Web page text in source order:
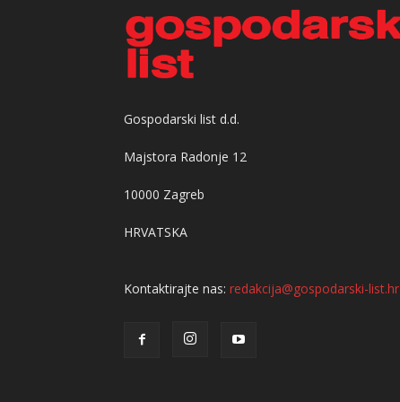
Gospodarski list d.d.
Majstora Radonje 12
10000 Zagreb
HRVATSKA
Kontaktirajte nas: redakcija@gospodarski-list.hr